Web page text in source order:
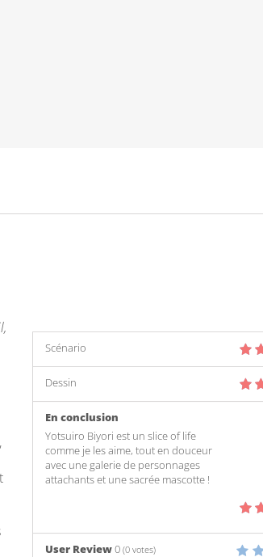
Scénario
Dessin
En conclusion
Yotsuiro Biyori est un slice of life
comme je les aime, tout en douceur
avec une galerie de personnages
attachants et une sacrée mascotte !
User Review0 (0 votes)